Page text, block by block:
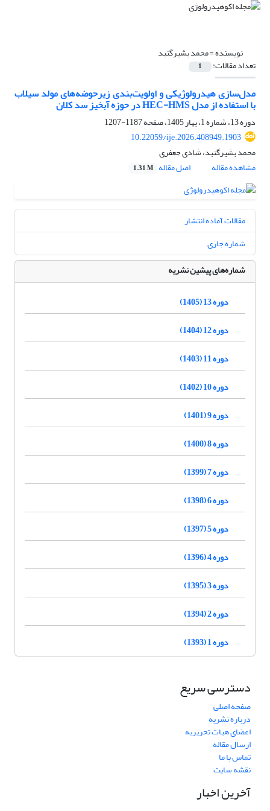
نویسنده =محمد بشیرگنبد
تعداد مقالات: 1
مدل‌سازی هیدرولوژیکی و اولویت‌بندی زیرحوضه‌های مولد سیلاب
با استفاده از مدل HEC-HMS در حوزه آبخیز سد کلان
دوره 13، شماره 1، بهار 1405، صفحه
1187-1207
10.22059/ije.2026.408949.1903
محمد بشیرگنبد، شادی جعفری
مشاهده مقاله
اصل مقاله 1.31 M
مقالات آماده انتشار
شماره جاری
شماره‌های پیشین نشریه
دوره 13 (1405)
دوره 12 (1404)
دوره 11 (1403)
دوره 10 (1402)
دوره 9 (1401)
دوره 8 (1400)
دوره 7 (1399)
دوره 6 (1398)
دوره 5 (1397)
دوره 4 (1396)
دوره 3 (1395)
دوره 2 (1394)
دوره 1 (1393)
دسترسی سریع
صفحه اصلی
درباره نشریه
اعضای هیات تحریریه
ارسال مقاله
تماس با ما
نقشه سایت
آخرین اخبار